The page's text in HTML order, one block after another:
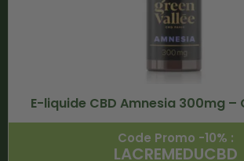
E-liquide CBD Amnesia 300mg –
Code Promo -10% :
LACREMEDUCBD